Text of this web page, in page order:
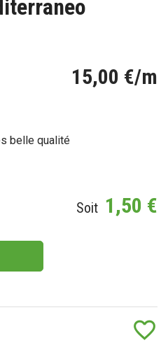
15,00 €/m
belle qualité
Soit 1,50 €
favorite_border